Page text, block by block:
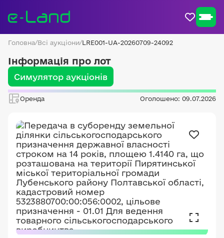
Головна/Всі аукціони/LRE001-UA-20260709-24092
Інформація про лот
Симулятор аукціонів
Оренда Оголошено: 09.07.2026